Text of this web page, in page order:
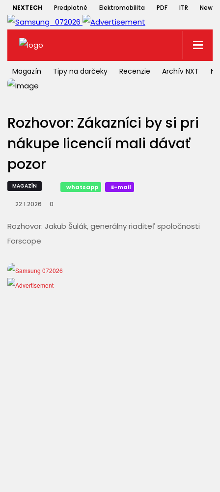
NEXTECH Predplatné Elektromobilita PDF ITR
Magazín Tipy na darčeky Recenzie Archív NXT
Rozhovor: Zákazníci by si pri
nákupe licencií mali dávať
pozor
MAGAZÍN whatsapp E-mail
22.1.2026 0
Rozhovor: Jakub Šulák, generálny riaditeľ spoločnosti
Forscope